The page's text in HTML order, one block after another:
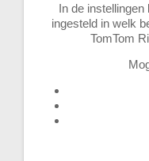
In de instellingen
ingesteld in welk
TomTom